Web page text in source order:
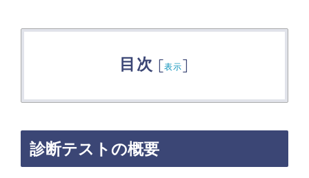
目次 [表示]
診断テストの概要